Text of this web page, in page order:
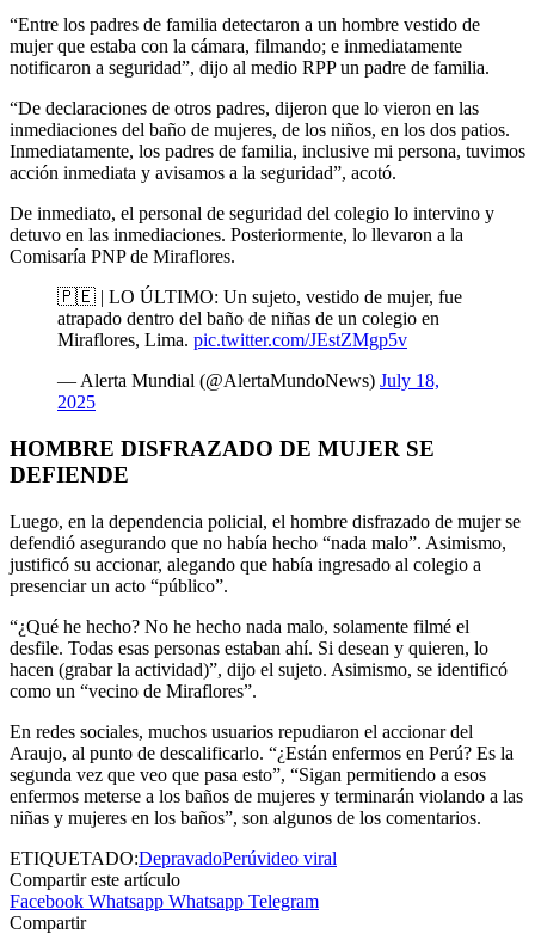
“Entre los padres de familia detectaron a un hombre vestido de
mujer que estaba con la cámara, filmando; e inmediatamente
notificaron a seguridad”, dijo al medio RPP un padre de familia.
“De declaraciones de otros padres, dijeron que lo vieron en las
inmediaciones del baño de mujeres, de los niños, en los dos patios.
Inmediatamente, los padres de familia, inclusive mi persona, tuvimos
acción inmediata y avisamos a la seguridad”, acotó.
De inmediato, el personal de seguridad del colegio lo intervino y
detuvo en las inmediaciones. Posteriormente, lo llevaron a la
Comisaría PNP de Miraflores.
🇵🇪 | LO ÚLTIMO: Un sujeto, vestido de mujer, fue
atrapado dentro del baño de niñas de un colegio en
Miraflores, Lima. pic.twitter.com/JEstZMgp5v
— Alerta Mundial (@AlertaMundoNews) July 18,
2025
HOMBRE DISFRAZADO DE MUJER SE
DEFIENDE
Luego, en la dependencia policial, el hombre disfrazado de mujer se
defendió asegurando que no había hecho “nada malo”. Asimismo,
justificó su accionar, alegando que había ingresado al colegio a
presenciar un acto “público”.
“¿Qué he hecho? No he hecho nada malo, solamente filmé el
desfile. Todas esas personas estaban ahí. Si desean y quieren, lo
hacen (grabar la actividad)”, dijo el sujeto. Asimismo, se identificó
como un “vecino de Miraflores”.
En redes sociales, muchos usuarios repudiaron el accionar del
Araujo, al punto de descalificarlo. “¿Están enfermos en Perú? Es la
segunda vez que veo que pasa esto”, “Sigan permitiendo a esos
enfermos meterse a los baños de mujeres y terminarán violando a las
niñas y mujeres en los baños”, son algunos de los comentarios.
ETIQUETADO:DepravadoPerúvideo viral
Compartir este artículo
Facebook Whatsapp Whatsapp Telegram
Compartir